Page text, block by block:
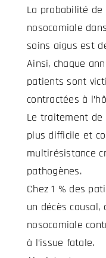
La probabilité
nosocomiale
soins aigus est
Ainsi, chaque
patients sont
contractées à
Le traitement de
plus difficile et
multirésistance
pathogènes.
Chez 1 % des
un décès causal,
nosocomiale
à l’issue fatale.